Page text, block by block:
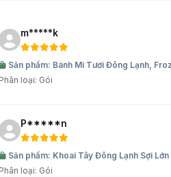
m*****k
Sản phẩm: Bánh Mì Tươi Đông Lạnh,
Phân loại: Gói
P*****n
Sản phẩm: Khoai Tây Đông Lạnh Sợi
Phân loại: Gói